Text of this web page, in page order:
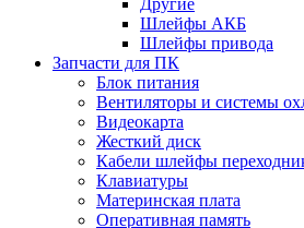
Шлейфы АКБ
Шлейфы привода
Запчасти для ПК
Блок питания
Вентиляторы и системы
Видеокарта
Жесткий диск
Кабели шлейфы
Клавиатуры
Материнская плата
Оперативная память